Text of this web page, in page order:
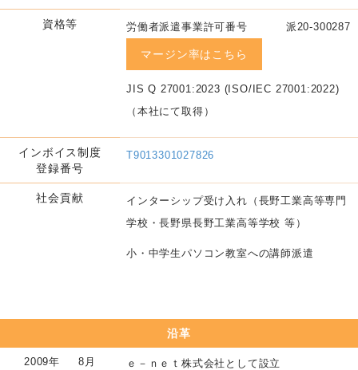
資格等 労働者派遣事業許可番号 派20-300287
マージン率はこちら
JIS Q 27001:2023 (ISO/IEC 27001:2022)
（本社にて取得）
インボイス制度
登録番号
T9013301027826
社会貢献
インターシップ受け入れ（長野工業高等専門
学校・長野県長野工業高等学校 等）
小・中学生パソコン教室への講師派遣
沿革
2009年 8月 ｅ－ｎｅｔ株式会社として設立